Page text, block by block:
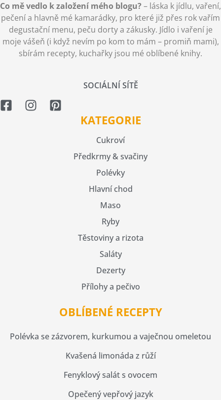
Co mě vedlo k založení mého blogu? – láska k jídlu, vaření,
pečení a hlavně mé kamarádky, pro které již přes rok vařím
degustační menu, peču dorty a zákusky. Jídlo i vaření je
moje vášeň (i když nevím po kom to mám – promiň mami),
sbírám recepty, kuchařky jsou mé oblíbené knihy.
SOCIÁLNÍ SÍTĚ
KATEGORIE
Cukroví
Předkrmy & svačiny
Polévky
Hlavní chod
Maso
Ryby
Těstoviny a rizota
Saláty
Dezerty
Přílohy a pečivo
OBLÍBENÉ RECEPTY
Polévka se zázvorem, kurkumou a vaječnou omeletou
Kvašená limonáda z růží
Fenyklový salát s ovocem
Opečený vepřový jazyk